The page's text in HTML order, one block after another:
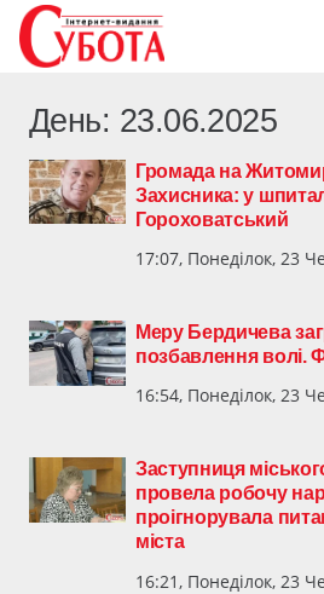
День: 23.06.2025
Громада на
Захисника: у
Гороховатський
17:07, Понеділок, 23
Меру Бердичева
позбавлення волі.
16:54, Понеділок, 23
Заступниця
провела робочу
проігнорувала
міста
16:21, Понеділок, 23